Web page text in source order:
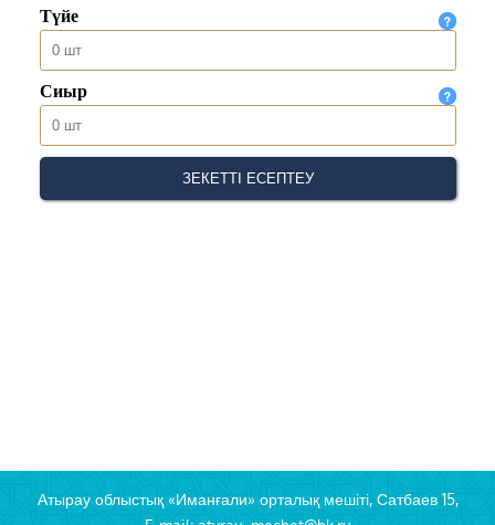
Атырау облыстық «Иманғали» орталық мешіті, Сатбаев 15,